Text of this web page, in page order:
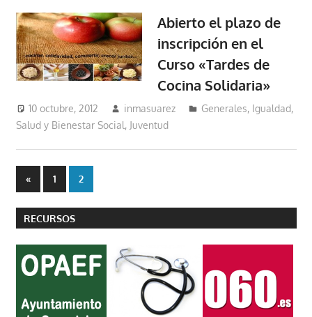
Abierto el plazo de
inscripción en el
Curso «Tardes de
Cocina Solidaria»
10 octubre, 2012 inmasuarez Generales, Igualdad,
Salud y Bienestar Social, Juventud
Paginación
de
entradas
«Entradas
anteriores
1 2
RECURSOS